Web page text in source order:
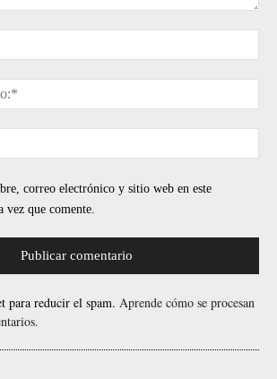
correo electrónico y sitio web en este
vez que comente.
para reducir el spam. Aprende cómo se procesan